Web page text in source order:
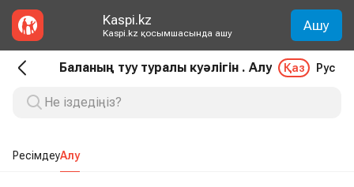
Kaspi.kz
Kaspi.kz қосымшасында ашу Ашу
Баланың туу туралы куәлігін . Алу Қаз Рус
РесімдеуАлу